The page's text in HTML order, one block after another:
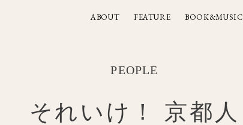
ABOUT FEATURE BOOK&MUSIC
ABOUT FEATURE BOOK&MUSIC
PEOPLE
それいけ！ 京都人